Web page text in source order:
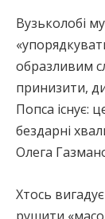
Вузьколобі
образливим
принизити,
Попса існує:
бездарні
Олега
Хтось